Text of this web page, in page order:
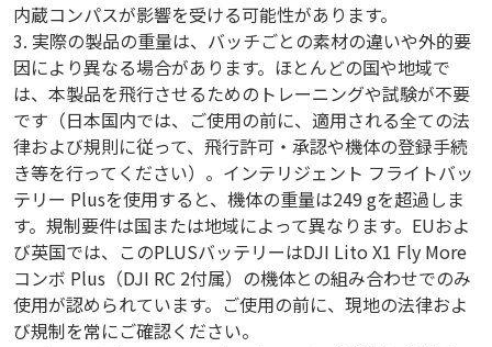
内蔵コンパスが影響を受ける可能性があります。
3. 実際の製品の重量は、バッチごとの素材の違いや外的要
因により異なる場合があります。ほとんどの国や地域で
は、本製品を飛行させるためのトレーニングや試験が不要
です（日本国内では、ご使用の前に、適用される全ての法
律および規則に従って、飛行許可・承認や機体の登録手続
き等を行ってください）。インテリジェント フライトバッ
テリー Plusを使用すると、機体の重量は249 gを超過しま
す。規制要件は国または地域によって異なります。EUおよ
び英国では、このPLUSバッテリーはDJI Lito X1 Fly More
コンボ Plus（DJI RC 2付属）の機体との組み合わせでのみ
使用が認められています。ご使用の前に、現地の法律およ
び規制を常にご確認ください。